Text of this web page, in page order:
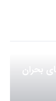
بحران